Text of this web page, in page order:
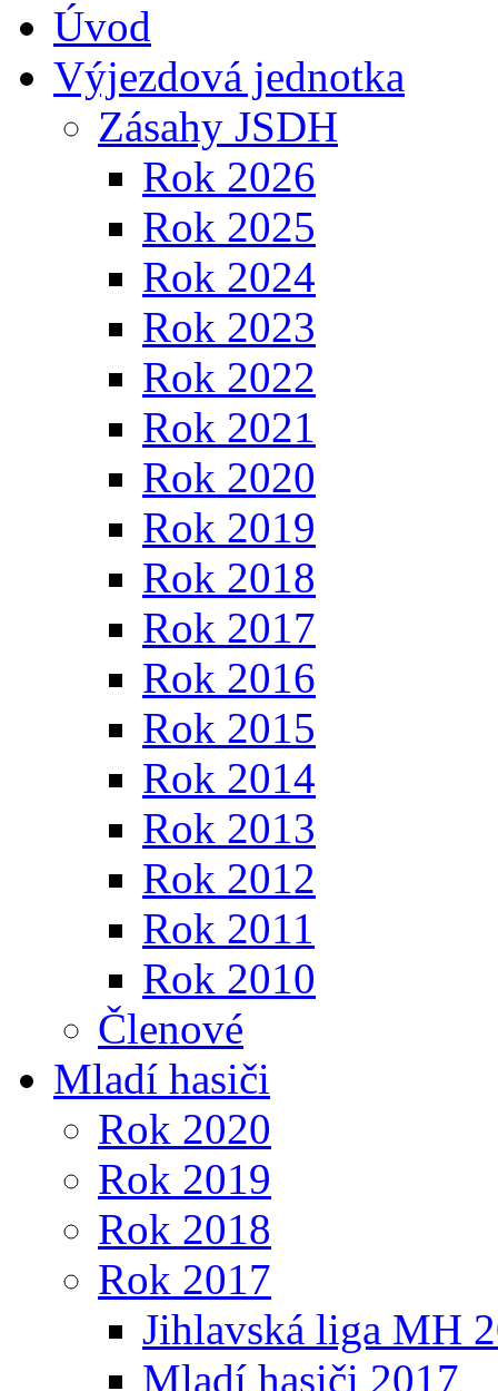
Úvod
Výjezdová jednotka
Zásahy JSDH
Rok 2026
Rok 2025
Rok 2024
Rok 2023
Rok 2022
Rok 2021
Rok 2020
Rok 2019
Rok 2018
Rok 2017
Rok 2016
Rok 2015
Rok 2014
Rok 2013
Rok 2012
Rok 2011
Rok 2010
Členové
Mladí hasiči
Rok 2020
Rok 2019
Rok 2018
Rok 2017
Jihlavská liga MH
Mladí hasiči 2017